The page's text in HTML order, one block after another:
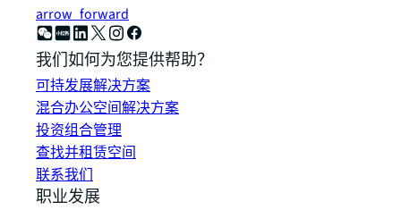
arrow_forward
我们如何为您提供帮助？
可持发展解决方案
混合办公空间解决方案
投资组合管理
查找并租赁空间
联系我们
职业发展